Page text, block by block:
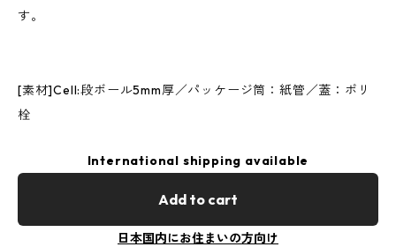
す。
[素材]Cell:段ボール5mm厚／パッケージ筒：紙管／蓋：ポリ
栓
International shipping available
Add to cart
日本国内にお住まいの方向け